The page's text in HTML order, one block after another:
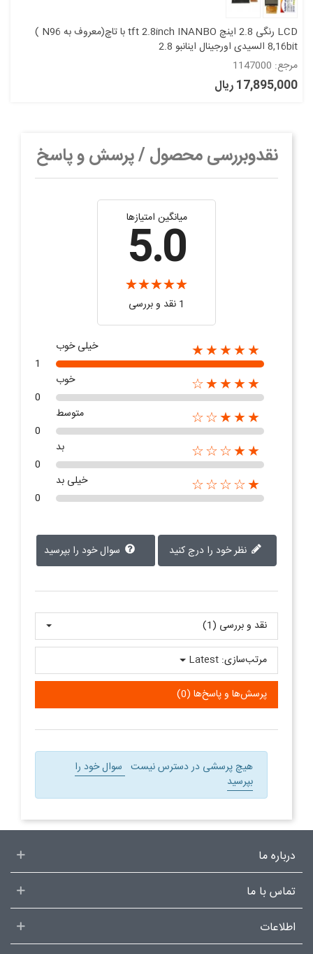
LCD رنگی 2.8 اینچ tft 2.8inch INANBO با تاچ(معروف به N96 )
8,16bit السیدی اورجینال اینانبو 2.8
مرجع: 1147000
17,895,000 ریال
نقدوبررسی محصول / پرسش و پاسخ
میانگین امتیازها
5.0
1 نقد و بررسی
★★★★★
خیلی خوب
1
★★★★☆
خوب
0
★★★☆☆
متوسط
0
★★☆☆☆
بد
0
★☆☆☆☆
خیلی بد
0
سوال خود را بپرسید
نقد و بررسی‌‌ (1)
پرسش‌ها و پاسخ‌ها (0)
مرتب‌سازی: Latest
هیچ پرسشی در دسترس نیست سوال خود را
بپرسید
درباره ما
تماس با ما
اطلاعات